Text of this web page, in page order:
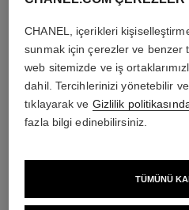
baume essentiel
CHANEL, içerikleri
sunmak için çerezler ve benzer
web sitemizde ve iş
dahil. Tercihlerinizi yönetebilir
tıklayarak ve Gizlilik
fazla bilgi edinebilirsiniz.
TÜMÜNÜ